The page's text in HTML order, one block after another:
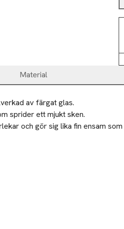
Material
av färgat glas.
sprider ett mjukt sken.
och gör sig lika fin ensam som